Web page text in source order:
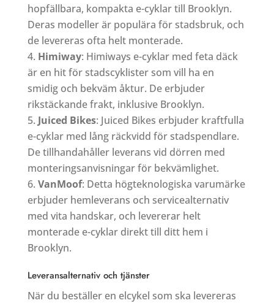
hopfällbara, kompakta e-cyklar till Brooklyn.
Deras modeller är populära för stadsbruk, och
de levereras ofta helt monterade.
Himiway: Himiways e-cyklar med feta däck
är en hit för stadscyklister som vill ha en
smidig och bekväm åktur. De erbjuder
rikstäckande frakt, inklusive Brooklyn.
Juiced Bikes: Juiced Bikes erbjuder kraftfulla
e-cyklar med lång räckvidd för stadspendlare.
De tillhandahåller leverans vid dörren med
monteringsanvisningar för bekvämlighet.
VanMoof: Detta högteknologiska varumärke
erbjuder hemleverans och servicealternativ
med vita handskar, och levererar helt
monterade e-cyklar direkt till ditt hem i
Brooklyn.
Leveransalternativ och tjänster
När du beställer en elcykel som ska levereras